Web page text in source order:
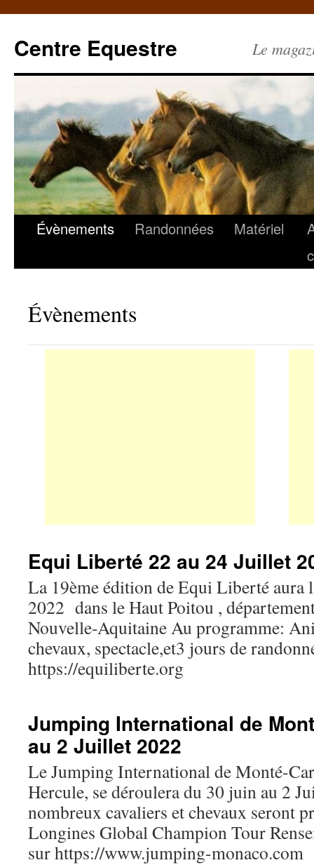
Centre Equestre Le
Évènements Randonnées Matériel
Évènements
Equi Liberté 22 au 24 Juillet
La 19ème édition de Equi Liberté aura
2022 dans le Haut Poitou ,
Nouvelle-Aquitaine Au programme:
chevaux, spectacle,et3 jours de
https://equiliberte.org
Jumping International de
au 2 Juillet 2022
Le Jumping International de Monté-
Hercule, se déroulera du 30 juin au 2
nombreux cavaliers et chevaux seront
Longines Global Champion Tour
sur https://www.jumping-monaco.com